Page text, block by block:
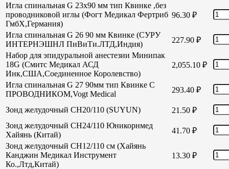
Игла спинальная G 23х90 мм тип Квинке ,без
проводниковой иглы (Фогт Медикал Фертриб
ГмбХ,Германия)
96.30 ₽
Игла спинальная G 26 90 мм Квинке (СУРУ
ИНТЕРНЭШНЛ ПиВиТи.ЛТД,Индия)
227.90 ₽
Набор для эпидуральной анестезии Минипак
18G (Смитс Медикал АСД
Инк,США,Соединенное Королевство)
2,055.10 ₽
Игла спинальная G 27 90мм тип Квинке С
ПРОВОДНИКОМ,Vogt Medical
293.40 ₽
Зонд желудочный СН20/110 (SUYUN) 21.50 ₽
Зонд желудочный СН24/110 Юникорнмед
Хайянь (Китай)
41.70 ₽
Зонд желудочный CH12/110 см (Хайянь
Канджин Медикал Инструмент
Ко.,Лтд,Китай)
13.30 ₽